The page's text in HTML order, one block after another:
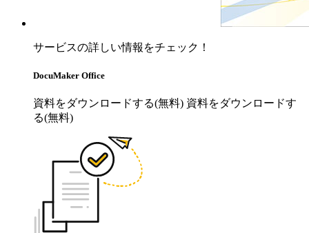
サービスの詳しい情報をチェック！
DocuMaker Office
資料をダウンロードする(無料) 資料をダウンロードす
る(無料)